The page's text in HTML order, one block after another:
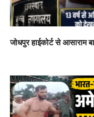
जोधपुर हाईकोर्ट से आसाराम